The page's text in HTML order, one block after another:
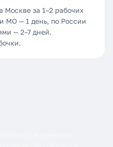
Москве за 1–2 рабочих
МО — 1 день, по России
— 2–7 дней.